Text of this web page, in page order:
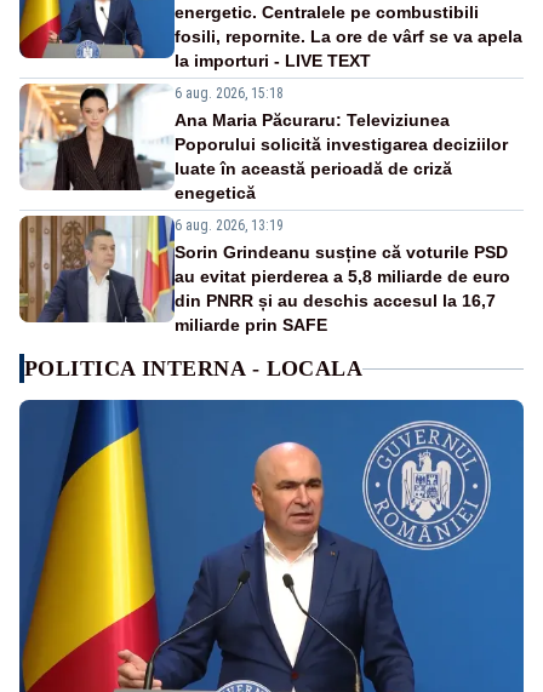
energetic. Centralele pe combustibili
fosili, repornite. La ore de vârf se va apela
la importuri - LIVE TEXT
6 aug. 2026, 15:18
Ana Maria Păcuraru: Televiziunea
Poporului solicită investigarea deciziilor
luate în această perioadă de criză
enegetică
6 aug. 2026, 13:19
Sorin Grindeanu susține că voturile PSD
au evitat pierderea a 5,8 miliarde de euro
din PNRR și au deschis accesul la 16,7
miliarde prin SAFE
POLITICA INTERNA - LOCALA